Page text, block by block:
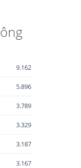
9.162
5.896
3.789
3.329
3.187
3.167